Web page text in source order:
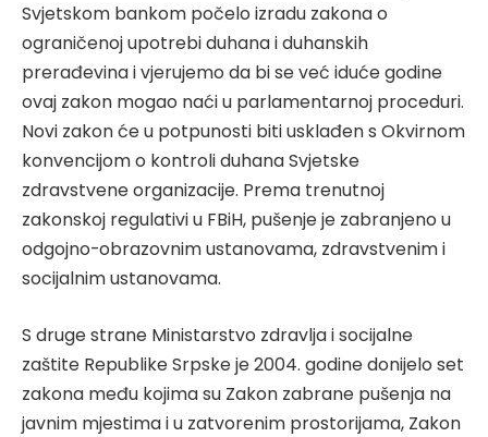
Svjetskom bankom počelo izradu zakona o
ograničenoj upotrebi duhana i duhanskih
prerađevina i vjerujemo da bi se već iduće godine
ovaj zakon mogao naći u parlamentarnoj proceduri.
Novi zakon će u potpunosti biti usklađen s Okvirnom
konvencijom o kontroli duhana Svjetske
zdravstvene organizacije. Prema trenutnoj
zakonskoj regulativi u FBiH, pušenje je zabranjeno u
odgojno-obrazovnim ustanovama, zdravstvenim i
socijalnim ustanovama.
S druge strane Ministarstvo zdravlja i socijalne
zaštite Republike Srpske je 2004. godine donijelo set
zakona među kojima su Zakon zabrane pušenja na
javnim mjestima i u zatvorenim prostorijama, Zakon